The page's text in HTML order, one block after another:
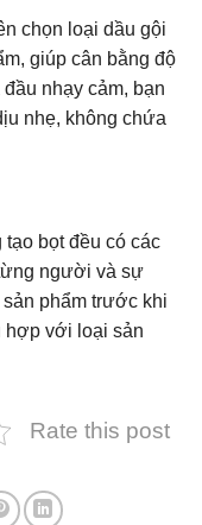
chọn loại dầu gội
giúp cân bằng độ
nhạy cảm, bạn
nhẹ, không chứa
tạo bọt đều có các
người và sự
phẩm trước khi
hợp với loại sản
Rate this post